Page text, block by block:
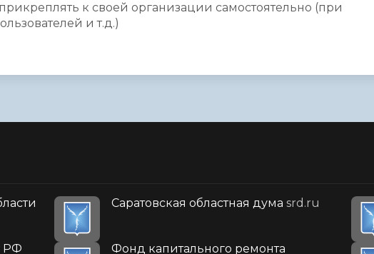
к своей организации самостоятельно (при
и т.д.)
Саратовская областная дума srd.ru
РФ
Фонд капитального ремонта